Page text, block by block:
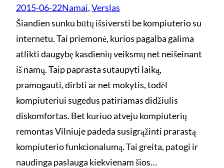
2015-06-22Namai, Verslas
Šiandien sunku būtų išsiversti be kompiuterio su
internetu. Tai priemonė, kurios pagalba galima
atlikti daugybę kasdienių veiksmų net neišeinant
iš namų. Taip paprasta sutaupyti laiką,
pramogauti, dirbti ar net mokytis, todėl
kompiuteriui sugedus patiriamas didžiulis
diskomfortas. Bet kuriuo atveju kompiuterių
remontas Vilniuje padeda susigrąžinti prarastą
kompiuterio funkcionalumą. Tai greita, patogi ir
naudinga paslauga kiekvienam šios…